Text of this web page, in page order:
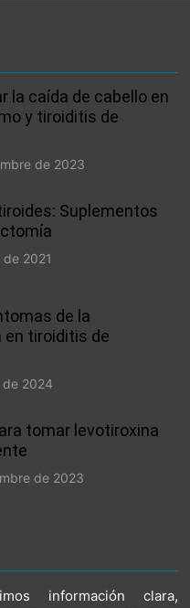
la caída de cabello en
y tiroiditis de
de 2023
Suplementos
2021
de la
en tiroiditis de
2024
tomar levotiroxina
de 2023
información clara,